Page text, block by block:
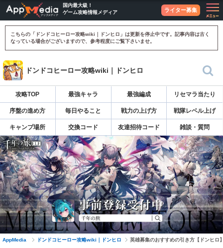
国内最大級！
ゲーム攻略情報メディア
ライター募集
こちらの「ドンドコヒーロー攻略wiki｜ドンヒロ」は更新を停止中です。記事内容は古く
なっている場合がございますので、参考程度にご覧下さいませ。
ドンドコヒーロー攻略wiki｜ドンヒロ
攻略TOP 最強キャラ 最強編成 リセマラ当たり
序盤の進め方 毎日やること 戦力の上げ方 戦隊レベル上げ
キャンプ場所 交換コード 友達招待コード 雑談・質問
AppMedia ドンドコヒーロー攻略wiki｜ドンヒロ 英雄募集のおすすめの引き方【ドンヒロ